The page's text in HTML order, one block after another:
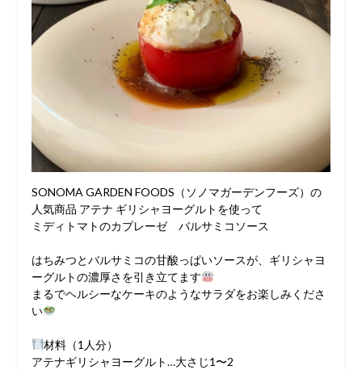
SONOMA GARDEN FOODS（ソノマガーデンフーズ）の
人気商品 アテナ ギリシャヨーグルトを使って
ミディトマトのカプレーゼ バルサミコソース
はちみつとバルサミコの甘酸っぱいソースが、ギリシャヨ
ーグルトの濃厚さを引き立てます
⁣まるでヘルシーなケーキのようなサラダをお楽しみくださ
い
材料（1人分）⁣
アテナギリシャヨーグルト…大さじ1〜2⁣